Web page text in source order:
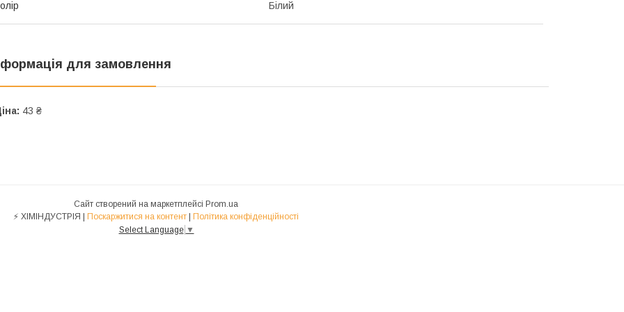
Білий
для замовлення
43 ₴
Сайт створений на маркетплейсі Prom.ua
Поскаржитися на контент
Політика конфіденційності
Select Language ▼